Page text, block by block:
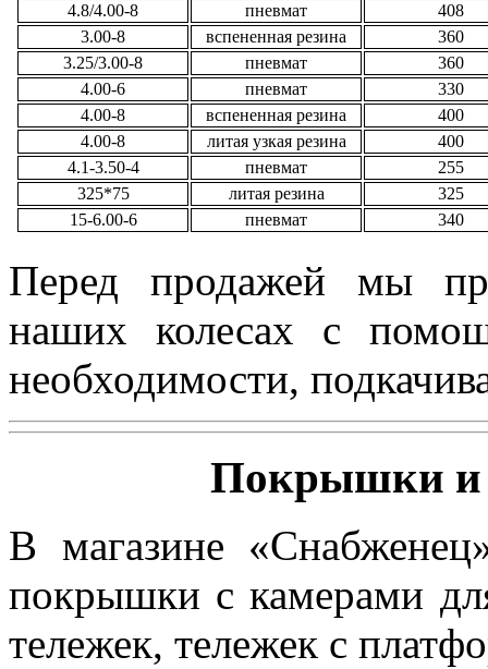
4.8/4.00-8
пневмат
408
3.00-8
вспененная резина
360
3.25/3.00-8
пневмат
360
4.00-6
пневмат
330
4.00-8
вспененная резина
400
4.00-8
литая узкая резина
400
4.1-3.50-4
пневмат
255
325*75
литая резина
325
15-6.00-6
пневмат 340
Перед продажей мы
наших колесах с
необходимости,
Покрышки и
В магазине
покрышки с камерами
тележек, тележек с